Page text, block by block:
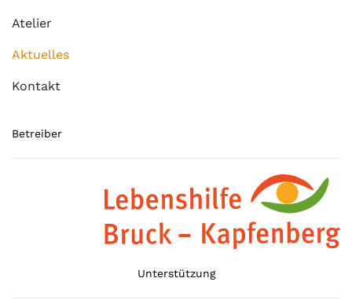
Atelier
Aktuelles
Kontakt
Betreiber
Unterstützung